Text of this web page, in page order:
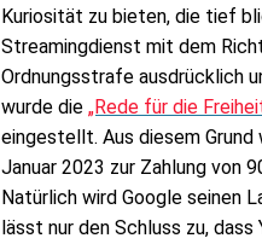
Kuriosität zu bieten, die tief
Streamingdienst mit dem
Ordnungsstrafe ausdrücklich
wurde die „Rede für die
eingestellt. Aus diesem
Januar 2023 zur Zahlung von
Natürlich wird Google seinen
lässt nur den Schluss zu,